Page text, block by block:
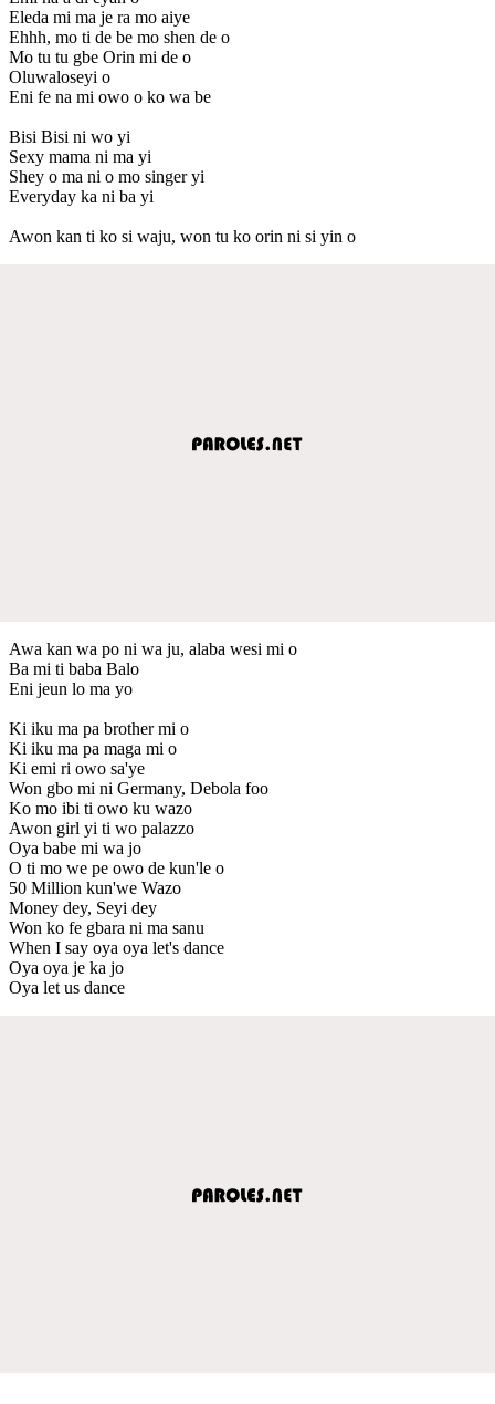
Eleda mi ma je ra mo aiye
Ehhh, mo ti de be mo shen de o
Mo tu tu gbe Orin mi de o
Oluwaloseyi o
Eni fe na mi owo o ko wa be
Bisi Bisi ni wo yi
Sexy mama ni ma yi
Shey o ma ni o mo singer yi
Everyday ka ni ba yi
Awon kan ti ko si waju, won tu ko orin ni si yin o
Awa kan wa po ni wa ju, alaba wesi mi o
Ba mi ti baba Balo
Eni jeun lo ma yo
Ki iku ma pa brother mi o
Ki iku ma pa maga mi o
Ki emi ri owo sa'ye
Won gbo mi ni Germany, Debola foo
Ko mo ibi ti owo ku wazo
Awon girl yi ti wo palazzo
Oya babe mi wa jo
O ti mo we pe owo de kun'le o
50 Million kun'we Wazo
Money dey, Seyi dey
Won ko fe gbara ni ma sanu
When I say oya oya let's dance
Oya oya je ka jo
Oya let us dance